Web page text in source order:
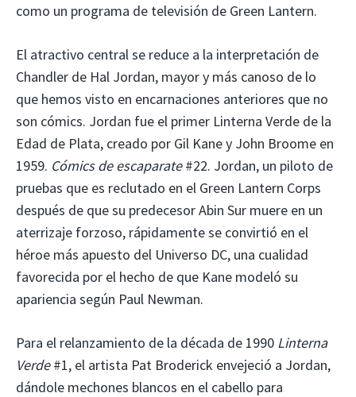
como un programa de televisión de Green Lantern.
El atractivo central se reduce a la interpretación de
Chandler de Hal Jordan, mayor y más canoso de lo
que hemos visto en encarnaciones anteriores que no
son cómics. Jordan fue el primer Linterna Verde de la
Edad de Plata, creado por Gil Kane y John Broome en
1959. Cómics de escaparate#22. Jordan, un piloto de
pruebas que es reclutado en el Green Lantern Corps
después de que su predecesor Abin Sur muere en un
aterrizaje forzoso, rápidamente se convirtió en el
héroe más apuesto del Universo DC, una cualidad
favorecida por el hecho de que Kane modeló su
apariencia según Paul Newman.
Para el relanzamiento de la década de 1990 Linterna
Verde#1, el artista Pat Broderick envejeció a Jordan,
dándole mechones blancos en el cabello para